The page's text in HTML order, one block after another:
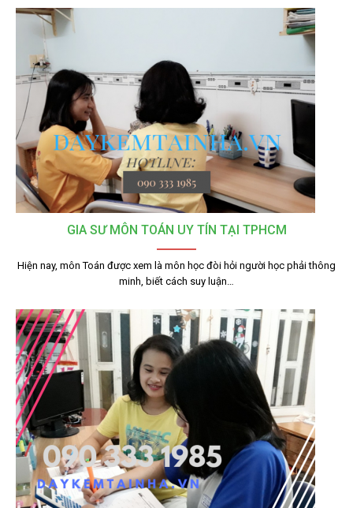
GIA SƯ MÔN TOÁN UY TÍN TẠI TPHCM
Hiện nay, môn Toán được xem là môn học đòi hỏi người học phải thông
minh, biết cách suy luận…